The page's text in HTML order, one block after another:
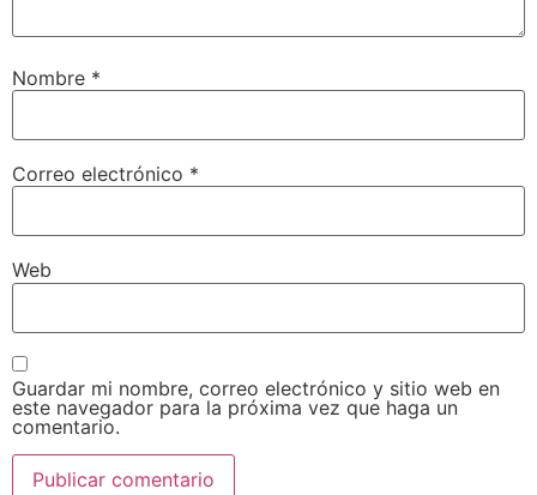
Nombre *
Correo electrónico *
Web
Guardar mi nombre, correo electrónico y sitio web en
este navegador para la próxima vez que haga un
comentario.